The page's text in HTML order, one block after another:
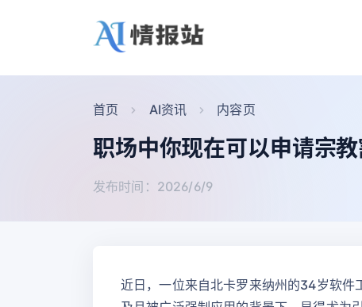
首页 AI资讯 内容页
职场中你现在可以申请宗
发布时间：2026/6/9
近日，一位来自北卡罗来纳州的34岁软